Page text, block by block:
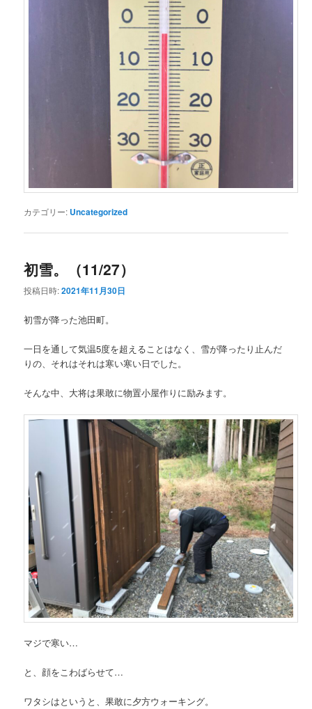
カテゴリー: Uncategorized
初雪。（11/27）
投稿日時:2021年11月30日
初雪が降った池田町。
一日を通して気温5度を超えることはなく、雪が降ったり止んだ
りの、それはそれは寒い寒い日でした。
そんな中、大将は果敢に物置小屋作りに励みます。
マジで寒い…
と、顔をこわばらせて…
ワタシはというと、果敢に夕方ウォーキング。